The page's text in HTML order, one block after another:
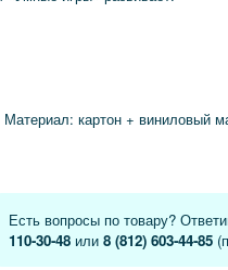
картон + виниловый
Есть вопросы по товару?
110-30-48 или8 (812) 603-44-85